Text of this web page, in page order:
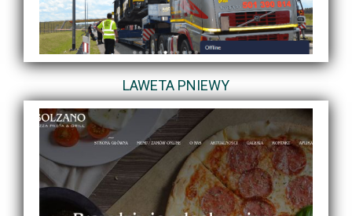
LAWETA PNIEWY